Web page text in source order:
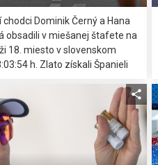
chodci Dominik Černý a Hana
obsadili v miešanej štafete na
18. miesto v slovenskom
h. Zlato získali Španieli